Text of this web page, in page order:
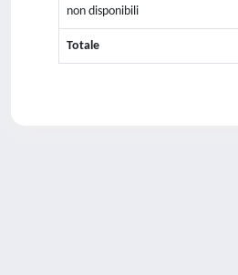
non disponibili
Totale